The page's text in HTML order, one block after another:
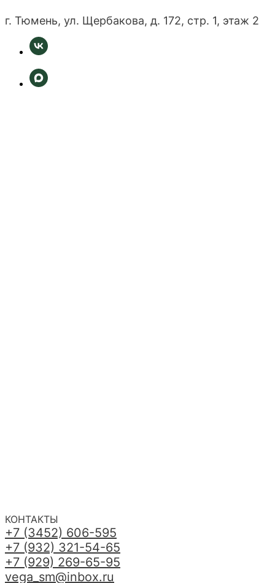
г. Тюмень, ул. Щербакова, д. 172, стр. 1, этаж 2
КОНТАКТЫ
+7 (3452) 606-595
+7 (932) 321-54-65
+7 (929) 269-65-95
vega_sm@inbox.ru